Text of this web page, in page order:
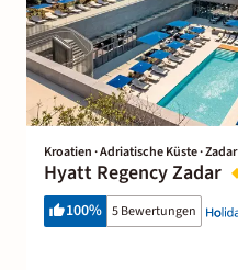
Kroatien · Adriatische Küste · Zadar
Hyatt Regency Zadar
100% 5 Bewertungen